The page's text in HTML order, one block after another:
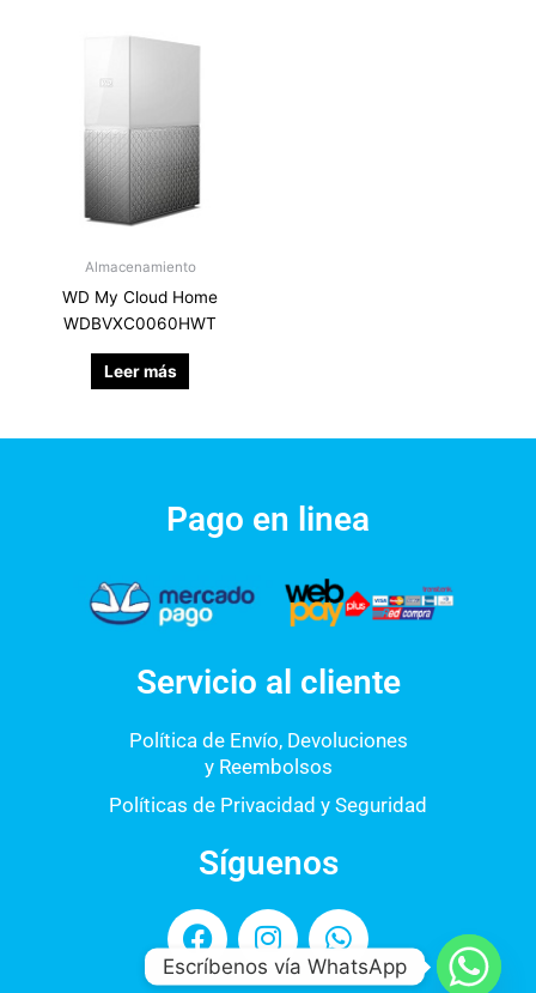
Almacenamiento
WD My Cloud Home
WDBVXC0060HWT
Leer más
Pago en linea
Servicio al cliente
Política de Envío, Devoluciones
y Reembolsos
Políticas de Privacidad y Seguridad
Síguenos
F
a
c
I
n
s
W
h
a
Escríbenos vía WhatsApp